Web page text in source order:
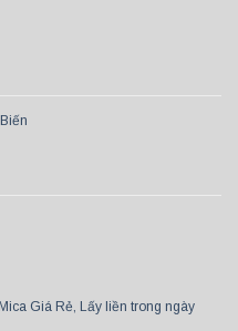
Giá Rẻ, Lấy liền trong ngày